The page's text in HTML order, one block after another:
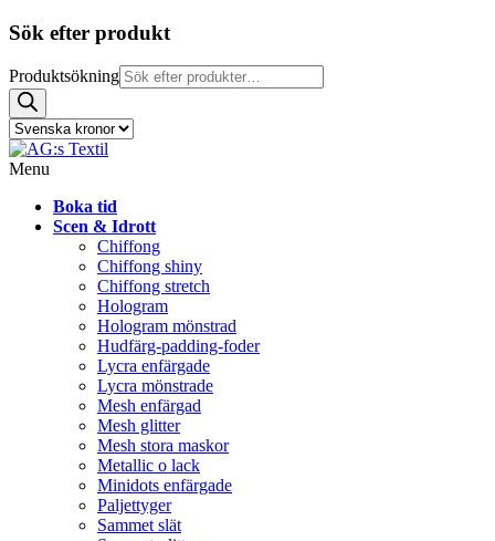
Sök efter produkt
Produktsökning
Menu
Boka tid
Scen & Idrott
Chiffong
Chiffong shiny
Chiffong stretch
Hologram
Hologram mönstrad
Hudfärg-padding-foder
Lycra enfärgade
Lycra mönstrade
Mesh enfärgad
Mesh glitter
Mesh stora maskor
Metallic o lack
Minidots enfärgade
Paljettyger
Sammet slät